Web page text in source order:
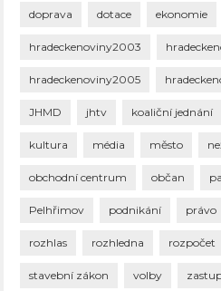
doprava dotace ekonomie
hradeckenoviny2003
hradeckenoviny2005
JHMD jhtv koaliční jednání
kultura média město
obchodní centrum občan
Pelhřimov podnikání právo
rozhlas rozhledna rozpočet
stavební zákon volby